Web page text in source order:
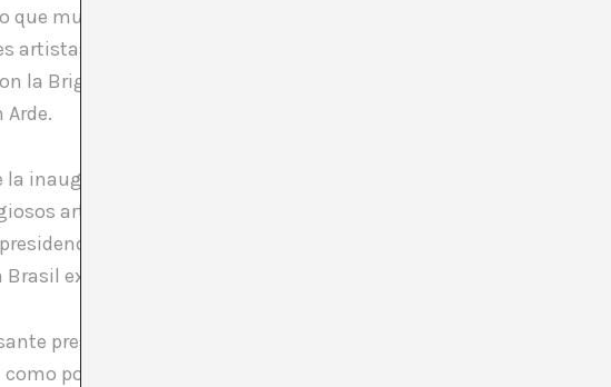
que muestre qué se hace en el país y cómo. Es así que los
artistas y colectivos de Argentina para la participación en el
la Brigada por Dilma), Ana Gallardo, Alberto Greco, David
Arde.
la inauguración, la obra de Roberto Jacoby titulada “El alma
artistas, historiadores y teóricos realiza una acción artística
presidencia de Brasil, recibe una censura explícita con el
Brasil existe una ley que impide realizar propaganda política en
presentación de Jacoby no hace más que vulnerar de
política directa. El curador en Jefe de la Bienal Agnaldo